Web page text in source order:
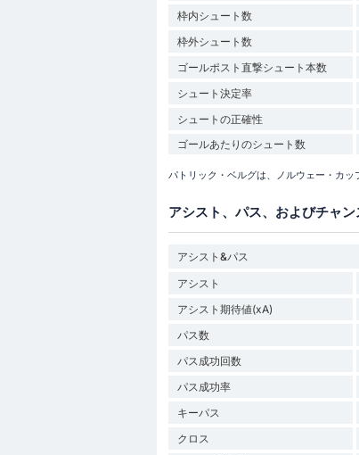
枠内シュート数
枠外シュート数
ゴールポスト直撃シュート本数
シュート決定率
シュートの正確性
ゴールあたりのシュート数
パトリック・ベルグは、ノルウェー・カ
アシスト、パス、およびチャ
アシスト&パス
アシスト
アシスト期待値(xA)
パス数
パス成功回数
パス成功率
キーパス
クロス